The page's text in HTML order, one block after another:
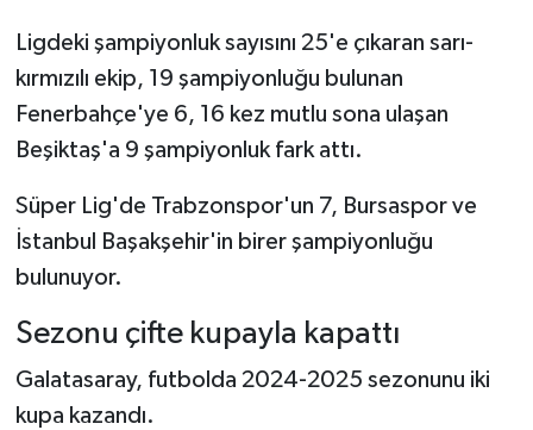
Ligdeki şampiyonluk sayısını 25'e çıkaran sarı-
kırmızılı ekip, 19 şampiyonluğu bulunan
Fenerbahçe'ye 6, 16 kez mutlu sona ulaşan
Beşiktaş'a 9 şampiyonluk fark attı.
Süper Lig'de Trabzonspor'un 7, Bursaspor ve
İstanbul Başakşehir'in birer şampiyonluğu
bulunuyor.
Sezonu çifte kupayla kapattı
Galatasaray, futbolda 2024-2025 sezonunu iki
kupa kazandı.